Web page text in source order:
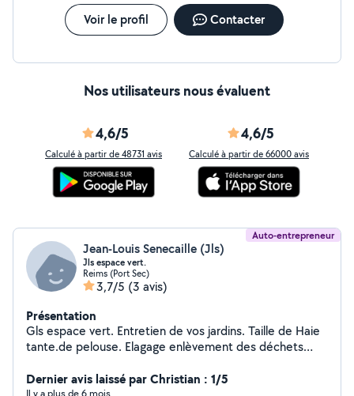
Voir le profil Contacter
Nos utilisateurs nous évaluent
4,6/5
Calculé à partir de 48731 avis
4,6/5
Calculé à partir de 66000 avis
Auto-entrepreneur
Jean-Louis Senecaille (Jls)
Jls espace vert.
Reims (Port Sec)
3,7/5 (3 avis)
Présentation
Gls espace vert. Entretien de vos jardins. Taille de Haie
tante.de pelouse. Elagage enlèvement des déchets
Dernier avis laissé par Christian : 1/5
Il y a plus de 6 mois